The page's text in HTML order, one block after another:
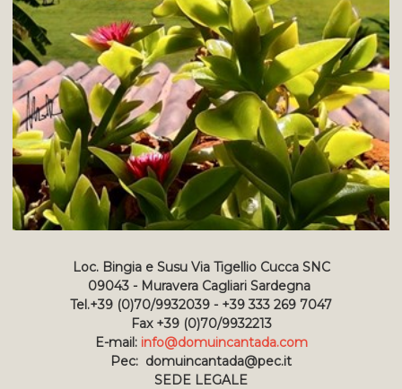
Loc. Bingia e Susu Via Tigellio Cucca SNC
09043 - Muravera Cagliari Sardegna
Tel.+39 (0)70/9932039 - +39 333 269 7047
Fax +39 (0)70/9932213
E-mail: info@domuincantada.com
Pec: domuincantada@pec.it
SEDE LEGALE